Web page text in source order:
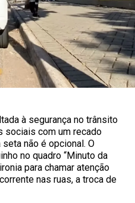
à segurança no trânsito
sociais com um recado
não é opcional. O
no quadro “Minuto da
para chamar atenção
nas ruas, a troca de